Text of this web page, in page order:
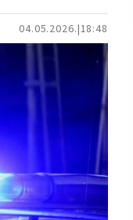
04.05.2026. 18:48